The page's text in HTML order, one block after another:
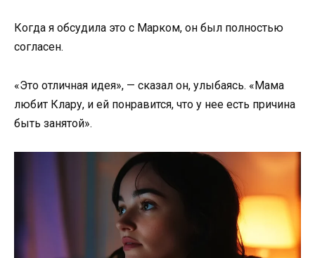
Когда я обсудила это с Марком, он был полностью
согласен.
«Это отличная идея», — сказал он, улыбаясь. «Мама
любит Клару, и ей понравится, что у нее есть причина
быть занятой».